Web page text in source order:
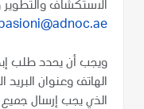
الاستكشاف والتطوير
ويجب أن يحدد طلب
الهاتف وعنوان
الذي يجب إرسال جميع